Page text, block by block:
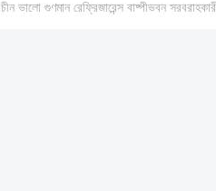
চীন ভালো গুণমান রেফ্রিজারেন্স বাষ্পীভবন